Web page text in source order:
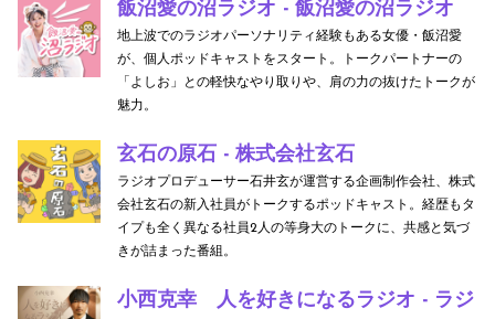
飯沼愛の沼ラジオ - 飯沼愛の沼ラジオ
地上波でのラジオパーソナリティ経験もある女優・飯沼愛
が、個人ポッドキャストをスタート。トークパートナーの
「よしお」との軽快なやり取りや、肩の力の抜けたトークが
魅力。
玄石の原石 - 株式会社玄石
ラジオプロデューサー石井玄が運営する企画制作会社、株式
会社玄石の新入社員がトークするポッドキャスト。経歴もタ
イプも全く異なる社員2人の等身大のトークに、共感と気づ
きが詰まった番組。
小西克幸 人を好きになるラジオ - ラジ